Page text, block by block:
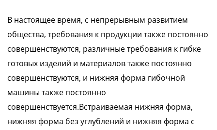
В настоящее время, с непрерывным развитием
общества, требования к продукции также постоянно
совершенствуются, различные требования к гибке
готовых изделий и материалов также постоянно
совершенствуются, и нижняя форма гибочной
машины также постоянно
совершенствуется.Встраиваемая нижняя форма,
нижняя форма без углублений и нижняя форма с